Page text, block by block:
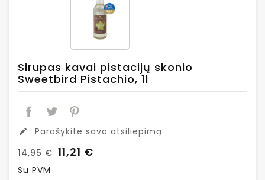
Sirupas kavai pistacijų skonio
Sweetbird Pistachio, 1l
edit
Parašykite savo atsiliepimą
14,95 € 11,21 €
Su PVM